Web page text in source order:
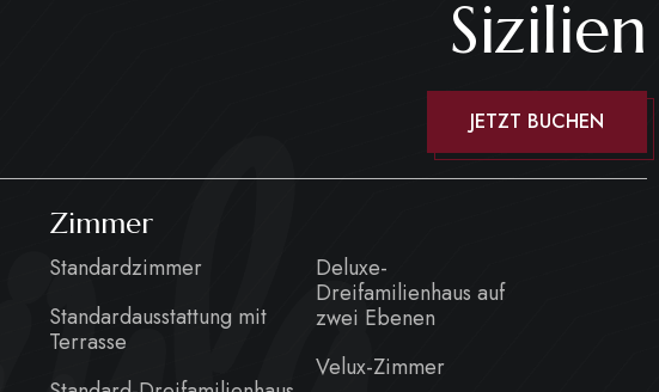
Sizilien
JETZT BUCHEN
Zimmer
Standardzimmer
Standardausstattung mit
Terrasse
Deluxe-
Dreifamilienhaus auf
zwei Ebenen
Velux-Zimmer